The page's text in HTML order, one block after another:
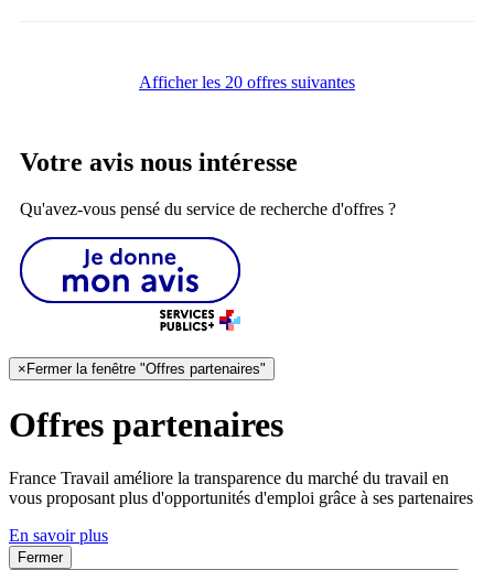
Afficher les 20 offres suivantes
Votre avis nous intéresse
Qu'avez-vous pensé du service de recherche d'offres ?
× Fermer la fenêtre "Offres partenaires"
Offres partenaires
France Travail améliore la transparence du marché du travail en
vous proposant plus d'opportunités d'emploi grâce à ses partenaires
En savoir plus
Fermer